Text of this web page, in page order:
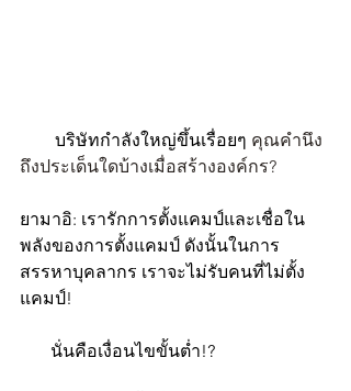
        บริษัทกำลังใหญ่ขึ้นเรื่อยๆ
คุณคำนึง
ถึงประเด็นใดบ้างเมื่อสร้างองค์กร?
ยามาอิ: เรารักการตั้งแคมป์และเชื่อใน
พลังของการตั้งแคมป์ ดังนั้นในการ
สรรหาบุคลากร เราจะไม่รับคนที่ไม่ตั้ง
แคมป์!
       นั่นคือเงื่อนไขขั้นต่ำ!?